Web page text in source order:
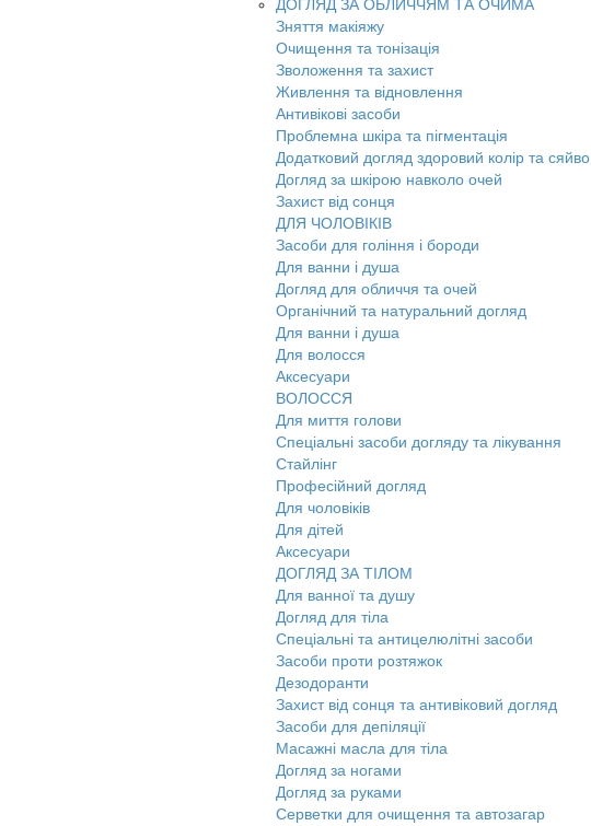
ДОГЛЯД ЗА ОБЛИЧЧЯМ ТА ОЧИМА
Зняття макіяжу
Очищення та тонізація
Зволоження та захист
Живлення та відновлення
Антивікові засоби
Проблемна шкіра та пігментація
Додатковий догляд здоровий колір та сяйво
Догляд за шкірою навколо очей
Захист від сонця
ДЛЯ ЧОЛОВІКІВ
Засоби для гоління і бороди
Для ванни і душа
Догляд для обличчя та очей
Органічний та натуральний догляд
Для ванни і душа
Для волосся
Аксесуари
ВОЛОССЯ
Для миття голови
Спеціальні засоби догляду та лікування
Стайлінг
Професійний догляд
Для чоловіків
Для дітей
Аксесуари
ДОГЛЯД ЗА ТІЛОМ
Для ванної та душу
Догляд для тіла
Спеціальні та антицелюлітні засоби
Засоби проти розтяжок
Дезодоранти
Захист від сонця та антивіковий догляд
Засоби для депіляції
Масажні масла для тіла
Догляд за ногами
Догляд за руками
Серветки для очищення та автозагар